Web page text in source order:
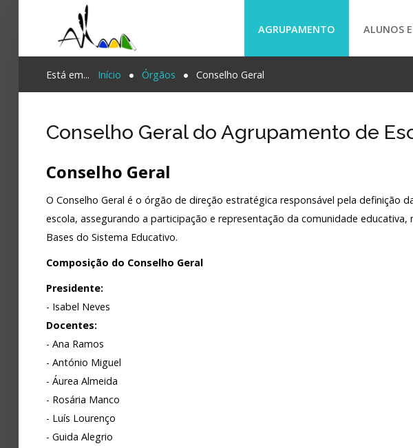
Login
Notícias
Contactos
Avaliação
PESQUISA...
AGRUPAMENTO ALUNOS
Está em... Início Órgãos Conselho Geral
Conselho Geral do Agrupamento de
Conselho Geral
O Conselho Geral é o órgão de direção estratégica responsável pela definição
escola, assegurando a participação e representação da comunidade
Bases do Sistema Educativo.
Composição do Conselho Geral
Presidente:
- Isabel Neves
Docentes:
- Ana Ramos
- António Miguel
- Áurea Almeida
- Rosária Manco
- Luís Lourenço
- Guida Alegrio